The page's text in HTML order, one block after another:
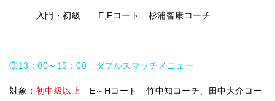
入門・初級 E,Fコート 杉浦智康コーチ
③13：00～15：00 ダブルスマッチメニュー
対象： 初中級以上 E～Hコート 竹中知コーチ、田中大介コー